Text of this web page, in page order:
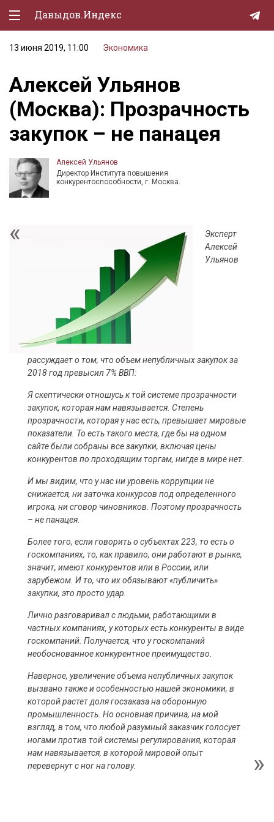
Давыдов.Индекс
Политическая жизнь
Экономика
Природа
Образование
Спорт
Культура
Мурзилка
13 июня 2019, 11:00 Экономика
Алексей Ульянов
(Москва): Прозрачность
закупок – не панацея
Алексей Ульянов
Директор Института повышения
конкурентоспособности, г. Москва.
Эксперт
Алексей
Ульянов
рассуждает о том, что объем непубличных закупок за
2018 год превысил 7% ВВП:
Я скептически отношусь к той системе прозрачности
закупок, которая нам навязывается. Степень
прозрачности, которая у нас есть, превышает мировые
показатели. То есть такого места, где бы на одном
сайте были собраны все закупки, включая цены
конкурентов по проходящим торгам, нигде в мире нет.
И мы видим, что у нас ни уровень коррупции не
снижается, ни заточка конкурсов под определенного
игрока, ни сговор чиновников. Поэтому прозрачность
– не панацея.
Более того, если говорить о субъектах 223, то есть о
госкомпаниях, то, как правило, они работают в рынке,
значит, имеют конкурентов или в России, или
зарубежом. И то, что их обязывают «публичить»
закупки, это просто удар.
Лично разговаривал с людьми, работающими в
частных компаниях, у которых есть конкуренты в виде
госкомпаний. Получается, что у госкомпаний
необоснованное конкурентное преимущество.
Наверное, увеличение объема непубличных закупок
вызвано также и особенностью нашей экономики, в
которой растет доля госзаказа на оборонную
промышленность. Но основная причина, на мой
взгляд, в том, что любой разумный заказчик голосует
ногами против той системы регулирования, которая
нам навязывается, в которой мировой опыт
перевернут с ног на голову.